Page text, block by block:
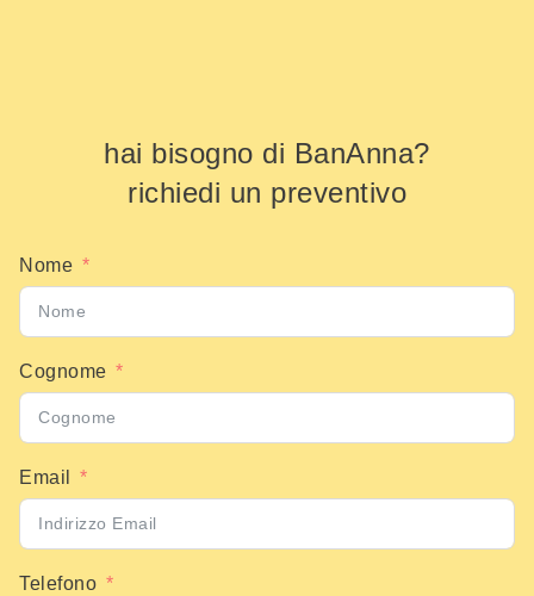
hai bisogno di BanAnna?
richiedi un preventivo
Nome
Cognome
Email
Telefono